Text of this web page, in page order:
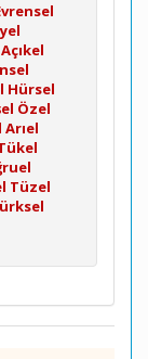
Açıkel
Hürsel
Özel
Arıel
Tüzel